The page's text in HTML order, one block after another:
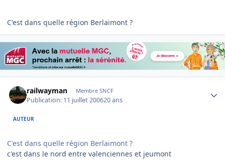
C'est dans quelle région Berlaimont ?
railwayman Membre SNCF
Publication: 11 juillet 200620 ans
AUTEUR
C'est dans quelle région Berlaimont ?
c'est dans le nord entre valenciennes et jeumont